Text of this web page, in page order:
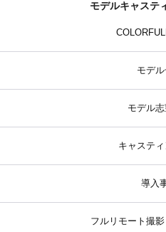
モデルキャステ
モデ
モデル
キャステ
導入
フルリモート撮影